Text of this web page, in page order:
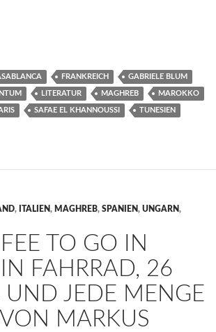
Khannoussi (Hörbuch)
FRANKREICH GABRIELE BLUM
LITERATUR MAGHREB MAROKKO
SAFAE EL KHANNOUSSI TUNESIEN
, ITALIEN, MAGHREB, SPANIEN, UNGARN,
TO GO IN
FAHRRAD, 26
UND JEDE MENGE
MARKUS